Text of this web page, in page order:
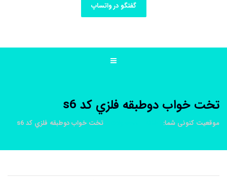
گفتگو در واتساپ
تخت خواب دوطبقه فلزي کد s6
موقعیت کنونی شما: تخت خواب دوطبقه فلزي کد s6